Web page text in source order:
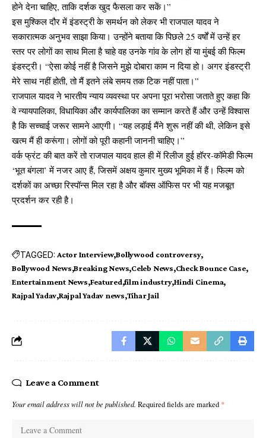
होने देना चाहिए, ताकि दर्शक खुद फैसला कर सकें।”
इस मुश्किल दौर में इंडस्ट्री के समर्थन को लेकर भी राजपाल यादव ने
सकारात्मक अनुभव साझा किया। उन्होंने बताया कि पिछले 25 वर्षों में उन्हें हर
स्तर पर लोगों का साथ मिला है चाहे वह उनके गांव के लोग हों या मुंबई की फिल्म
इंडस्ट्री। “ऐसा कोई नहीं है जिसने मुझे दोबारा काम न दिया हो। अगर इंडस्ट्री
मेरे साथ नहीं होती, तो मैं इतने लंबे समय तक टिक नहीं पाता।”
राजपाल यादव ने भारतीय न्याय व्यवस्था पर अपना पूरा भरोसा जताते हुए कहा कि
वे न्यायपालिका, विधायिका और कार्यपालिका का सम्मान करते हैं और उन्हें विश्वास
है कि सच्चाई जरूर सामने आएगी। “यह लड़ाई मैंने शुरू नहीं की थी, लेकिन इसे
खत्म मैं ही करूंगा। लोगों को पूरी कहानी जाननी चाहिए।”
वर्क फ्रंट की बात करें तो राजपाल यादव हाल ही में रिलीज हुई हॉरर-कॉमेडी फिल्म
‘भूत बंगला’ में नजर आए हैं, जिसमें अक्षय कुमार मुख्य भूमिका में हैं। फिल्म को
दर्शकों का अच्छा रिस्पॉन्स मिल रहा है और बॉक्स ऑफिस पर भी यह मजबूत
प्रदर्शन कर रही है।
TAGGED: Actor Interview Bollywood controversy
Bollywood News Breaking News Celeb News Check Bounce Case
Entertainment News Featured film industry Hindi Cinema
Rajpal Yadav Rajpal Yadav news Tihar Jail
Leave a Comment
Your email address will not be published. Required fields are marked *